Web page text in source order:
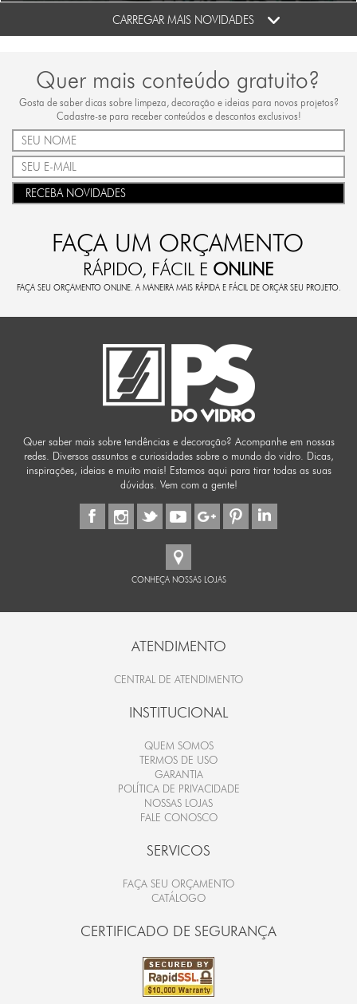
CARREGAR MAIS NOVIDADES
Quer mais conteúdo gratuito?
Gosta de saber dicas sobre limpeza, decoração e ideias para novos projetos?
Cadastre-se para receber conteúdos e descontos exclusivos!
RECEBA NOVIDADES
FAÇA UM ORÇAMENTO
RÁPIDO, FÁCIL E ONLINE
FAÇA SEU ORÇAMENTO ONLINE. A MANEIRA MAIS RÁPIDA E FÁCIL DE ORÇAR SEU PROJETO.
Quer saber mais sobre tendências e decoração? Acompanhe em nossas
redes. Diversos assuntos e curiosidades sobre o mundo do vidro. Dicas,
inspirações, ideias e muito mais! Estamos aqui para tirar todas as suas
dúvidas. Vem com a gente!
CONHEÇA NOSSAS LOJAS
ATENDIMENTO
CENTRAL DE ATENDIMENTO
INSTITUCIONAL
QUEM SOMOS
TERMOS DE USO
GARANTIA
POLÍTICA DE PRIVACIDADE
NOSSAS LOJAS
FALE CONOSCO
SERVICOS
FAÇA SEU ORÇAMENTO
CATÁLOGO
CERTIFICADO DE SEGURANÇA